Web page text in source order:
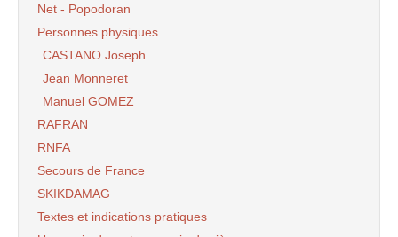
Net - Popodoran
Personnes physiques
CASTANO Joseph
Jean Monneret
Manuel GOMEZ
RAFRAN
RNFA
Secours de France
SKIKDAMAG
Textes et indications pratiques